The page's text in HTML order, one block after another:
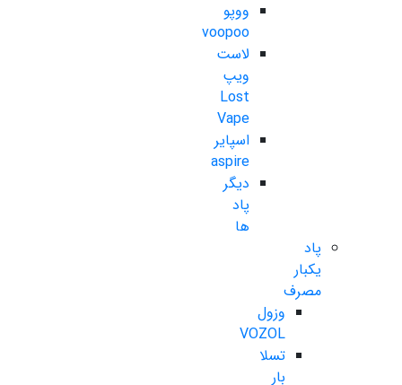
ووپو
voopoo
لاست
ویپ
Lost
Vape
اسپایر
aspire
دیگر
پاد
ها
پاد
یکبار
مصرف
وزول
VOZOL
تسلا
بار